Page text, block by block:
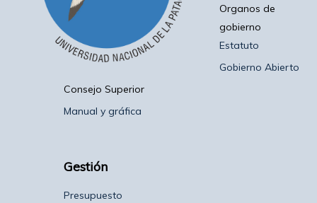
Organos de
gobierno
Estatuto
Gobierno Abierto
Consejo Superior
Manual y gráfica
Gestión
Presupuesto